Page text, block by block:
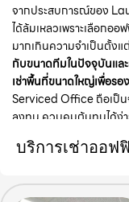
จากประสบการณ์ของ
ได้ล้มเหลวเพราะเลือกอ
มากเกินความจำเป็นตั้งแ
กับขนาดทีมในปัจจุบันแล
เช่าพื้นที่ขนาดใหญ่เพื่อร
Serviced Office ถือเป็น
ลงทุน ควบคุมต้นทุนได้ง่า
บริการเช่าออฟ